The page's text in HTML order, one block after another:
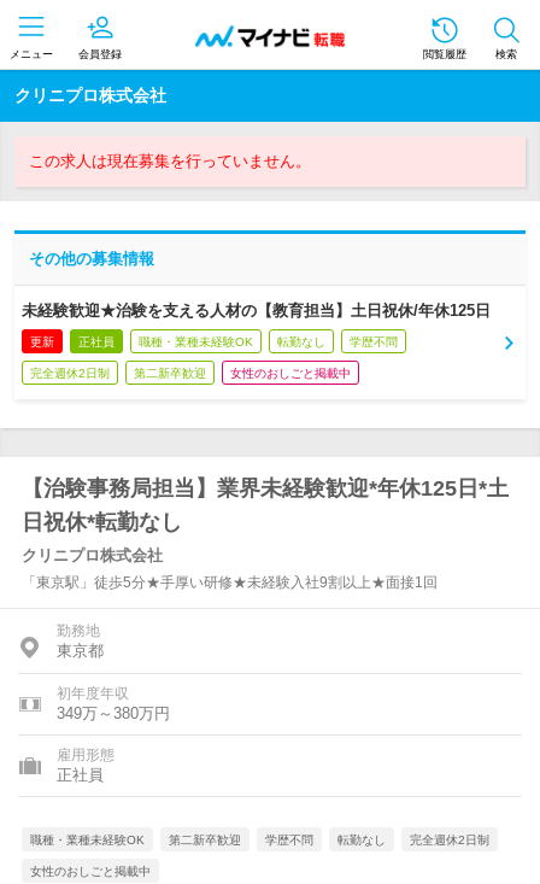
メニュー 会員登録 閲覧履歴 検索
クリニプロ株式会社
この求人は現在募集を行っていません。
その他の募集情報
未経験歓迎★治験を支える人材の【教育担当】土日祝休/年休125日
更新 正社員 職種・業種未経験OK 転勤なし 学歴不問
完全週休2日制 第二新卒歓迎 女性のおしごと掲載中
【治験事務局担当】業界未経験歓迎*年休125日*土
日祝休*転勤なし
クリニプロ株式会社
「東京駅」徒歩5分★手厚い研修★未経験入社9割以上★面接1回
勤務地
東京都
初年度年収
349万～380万円
雇用形態
正社員
職種・業種未経験OK 第二新卒歓迎 学歴不問 転勤なし 完全週休2日制
女性のおしごと掲載中